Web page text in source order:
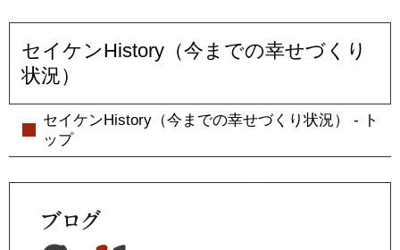
セイケンHistory（今までの幸せづくり
状況）
セイケンHistory（今までの幸せづくり状況） - ト
ップ